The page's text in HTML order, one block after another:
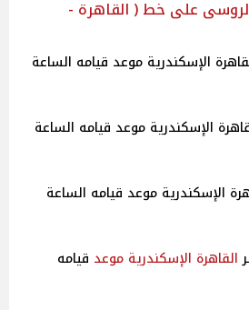
على خط ( القاهرة -
تهوية القاهرة الإسكندرية موعد قيامه الساعة
مكيف القاهرة الإسكندرية موعد قيامه الساعة
القاهرة الإسكندرية موعد قيامه الساعة
القاهرة الإسكندرية موعد قيامه